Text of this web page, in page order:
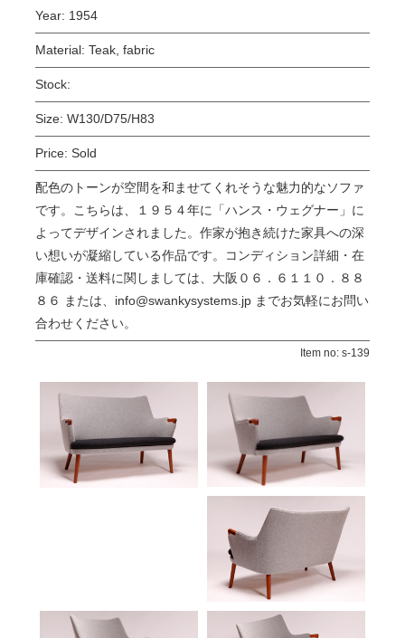
Year: 1954
Material: Teak, fabric
Stock:
Size: W130/D75/H83
Price: Sold
配色のトーンが空間を和ませてくれそうな魅力的なソファ
です。こちらは、１９５４年に「ハンス・ウェグナー」に
よってデザインされました。作家が抱き続けた家具への深
い想いが凝縮している作品です。コンディション詳細・在
庫確認・送料に関しましては、大阪０６．６１１０．８８
８６ または、info@swankysystems.jp までお気軽にお問い
合わせください。
Item no: s-139